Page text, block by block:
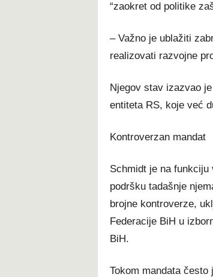
“zaokret od politike
– Važno je ublažiti
realizovati razvojne
Njegov stav izazvao
entiteta RS, koje već
Kontroverzan mandat
Schmidt je na funkciju
podršku tadašnje
brojne kontroverze,
Federacije BiH u
BiH.
Tokom mandata